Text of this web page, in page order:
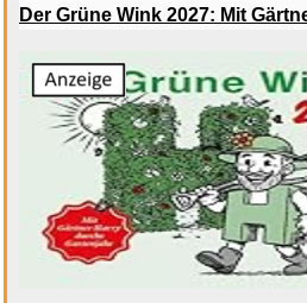
Social Studies 2005
Der Grüne Wink 2027: Mit